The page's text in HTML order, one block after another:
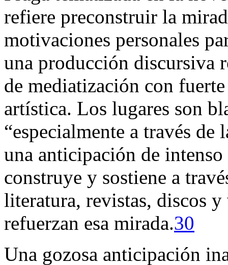
refiere preconstruir la
motivaciones personales
una producción discursiva
de mediatización con
artística. Los lugares son
“especialmente a través
una anticipación de
construye y sostiene a
literatura, revistas, discos
refuerzan esa mirada.30
Una gozosa anticipación